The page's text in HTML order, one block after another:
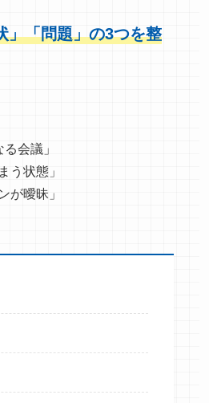
」「問題」の3つを整
会議」
う状態」
が曖昧」